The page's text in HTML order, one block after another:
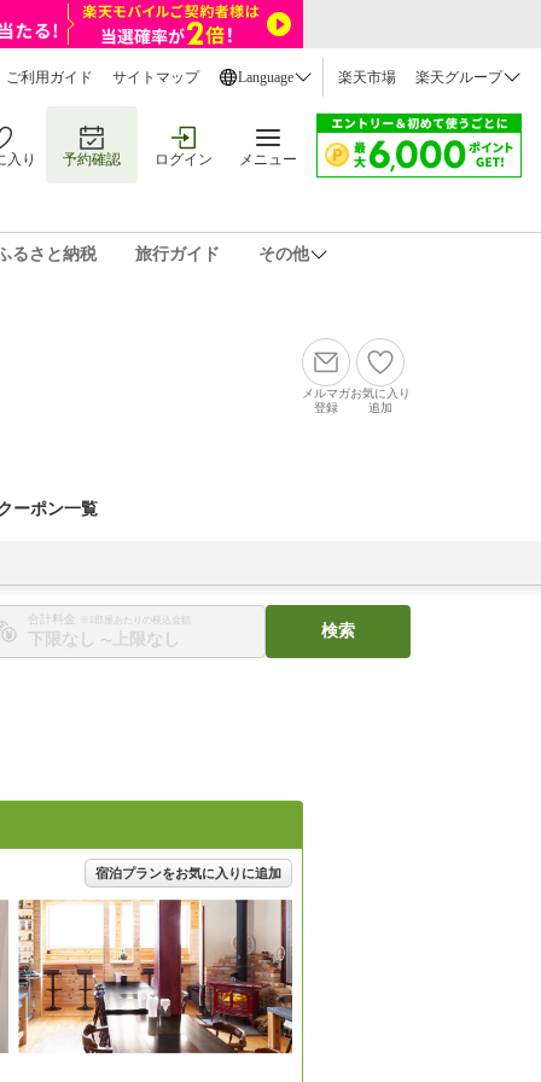
ご利用ガイド サイトマップ Language 楽天市場 楽天グループ
入り 予約確認 ログイン メニュー
るさと納税 旅行ガイド その他
メルマガ
登録
お気に入り
追加
ーポン一覧
合計料金 ※1部屋あたりの税込金額
〜
検索
宿泊プランをお気に入りに追加